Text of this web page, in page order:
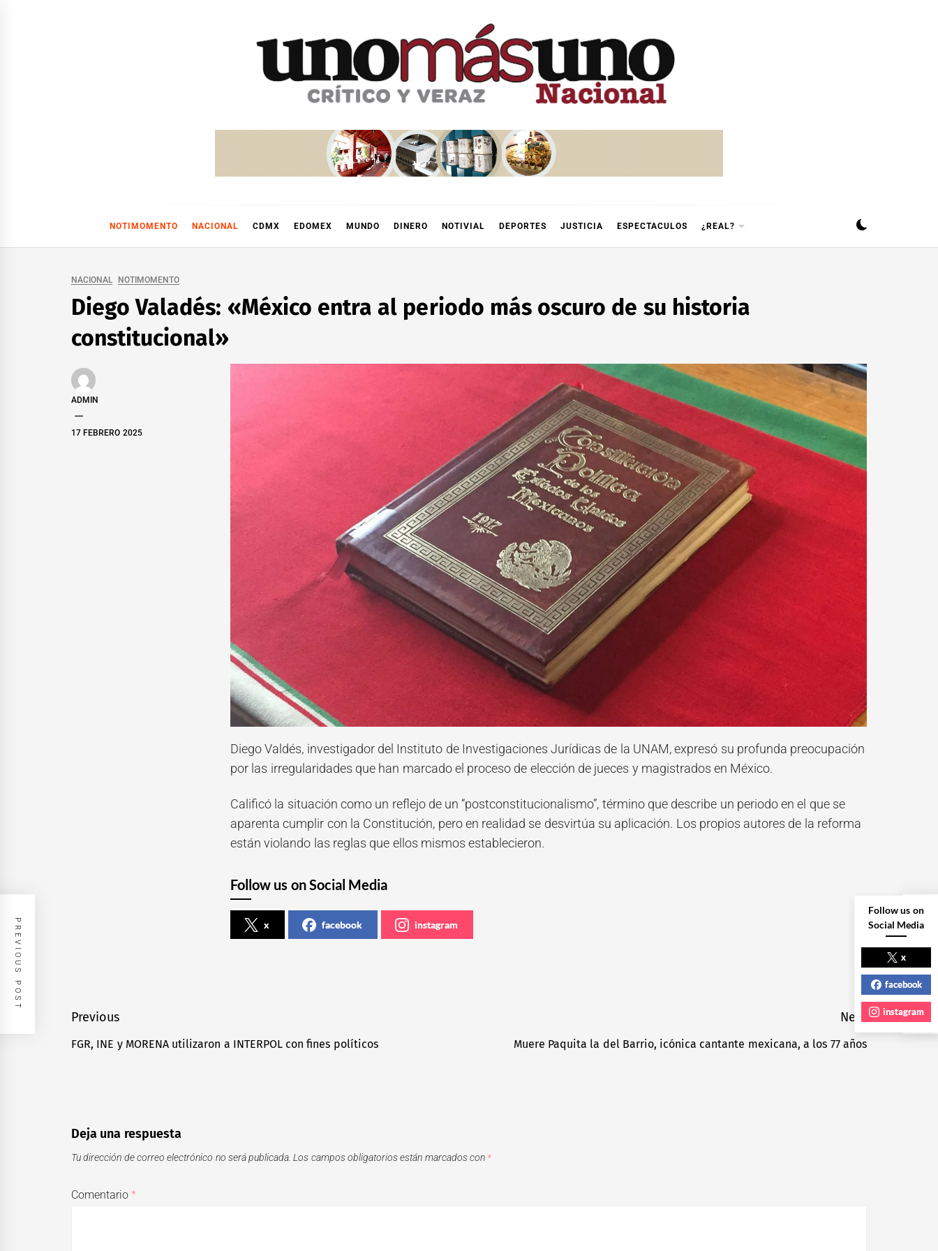
NOTIMOMENTO NACIONAL CDMX EDOMEX MUNDO DINERO NOTIVIAL DEPORTES JUSTICIA ESPECTACULOS ¿REAL?
NACIONAL NOTIMOMENTO
Diego Valadés: «México entra al periodo más oscuro de su historia
constitucional»
ADMIN
17 FEBRERO 2025
Diego Valdés, investigador del Instituto de Investigaciones Jurídicas de la UNAM, expresó su profunda preocupación
por las irregularidades que han marcado el proceso de elección de jueces y magistrados en México.
Calificó la situación como un reflejo de un “postconstitucionalismo”, término que describe un periodo en el que se
aparenta cumplir con la Constitución, pero en realidad se desvirtúa su aplicación. Los propios autores de la reforma
están violando las reglas que ellos mismos establecieron.
Follow us on Social Media
x facebook instagram
Navegación
de
Previous
Previous
FGR, INE y MORENA utilizaron a INTERPOL con fines políticos
Next
Next
Muere Paquita la del Barrio, icónica cantante mexicana, a los 77 años
PREVIOUS POST NEXT POST
Deja una respuesta
Tu dirección de correo electrónico no será publicada. Los campos obligatorios están marcados con *
Comentario*
Follow us on
Social Media
x
facebook
instagram